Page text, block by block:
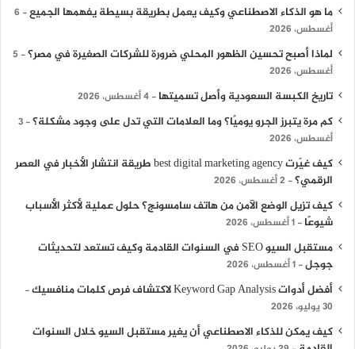
ما هو الذكاء الاصطناعي وكيف يعمل بطريقة بسيطة يفهمها الجميع
6
أغسطس، 2026
لماذا أصبح تحسين الظهور المحلي ضرورة للشركات الصغيرة في مصر؟
5
أغسطس، 2026
تاريخ الكبسة السعودية وأصل تسميتها 4 أغسطس، 2026
كم مرة يتبرز الجرو يوميًا؟ وما العلامات التي تدل على وجود مشكلة؟ 3
أغسطس، 2026
كيف غيّرت best digital marketing agency طريقة انتشار الأخبار في العصر
الرقمي؟ 2 أغسطس، 2026
كيف تزيل الوضع الآمن من هاتف سامسونج؟ حلول عملية لأكثر الأسباب
شيوعًا
1 أغسطس، 2026
مستقبل السيو SEO في السنوات القادمة وكيف تستعد لتحديثات
جوجل 1 أغسطس، 2026
أفضل أدوات Keyword Gap Analysis لاكتشاف فرص كلمات منافسيك
30 يوليو، 2026
كيف يمكن للذكاء الاصطناعي أن يغير مستقبل السيو خلال السنوات